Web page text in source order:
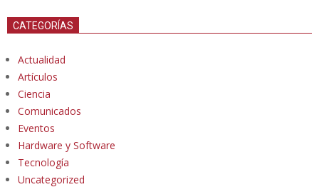
CATEGORÍAS
Actualidad
Artículos
Ciencia
Comunicados
Eventos
Hardware y Software
Tecnología
Uncategorized